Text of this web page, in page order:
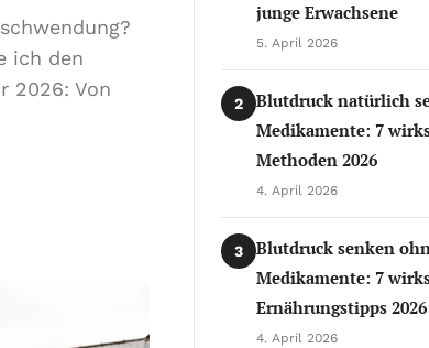
ich den
2026: Von
junge Erwachsene
5. April 2026
2
Blutdruck natürlich
Medikamente: 7
Methoden 2026
4. April 2026
3
Blutdruck senken
Medikamente: 7
Ernährungstipps 2026
4. April 2026